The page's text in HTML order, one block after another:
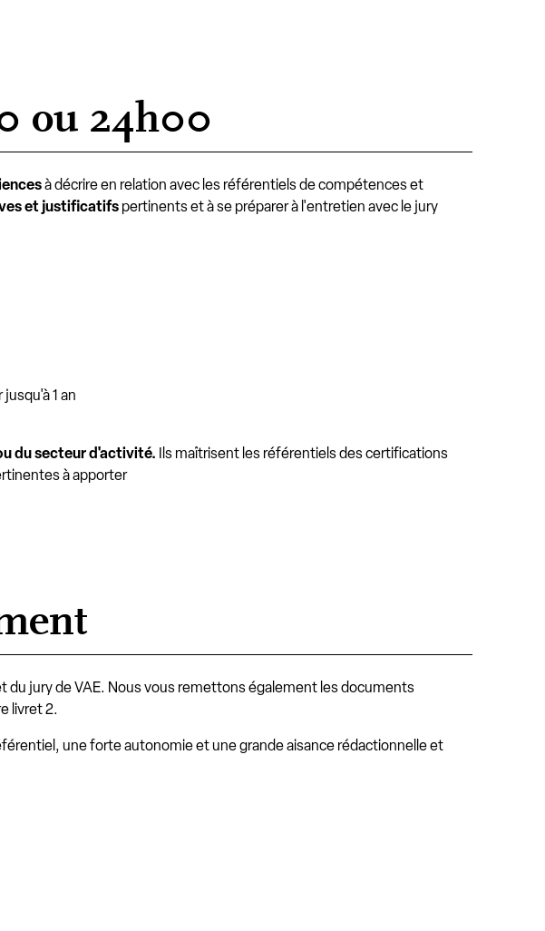
ou 24h00
à décrire en relation avec les référentiels de compétences et
et justificatifs pertinents et à se préparer à l'entretien avec le jury
1 an
du secteur d'activité. Ils maîtrisent les référentiels des certifications
à apporter
du jury de VAE. Nous vous remettons également les documents
livret 2.
une forte autonomie et une grande aisance rédactionnelle et